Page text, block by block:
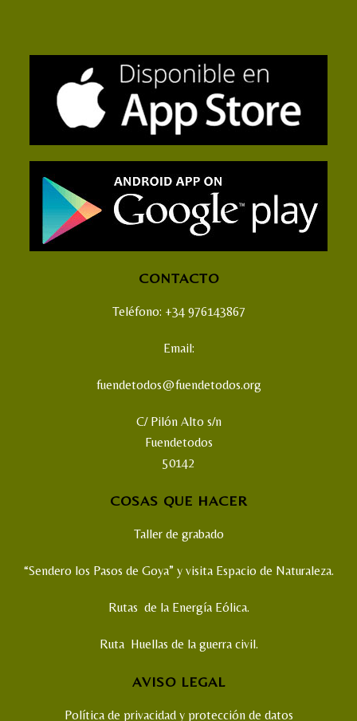
CONTACTO
Teléfono: +34 976143867
Email:
fuendetodos@fuendetodos.org
C/ Pilón Alto s/n
Fuendetodos
50142
COSAS QUE HACER
Taller de grabado
“Sendero los Pasos de Goya” y visita Espacio de Naturaleza.
Rutas de la Energía Eólica.
Ruta Huellas de la guerra civil.
AVISO LEGAL
Política de privacidad y protección de datos